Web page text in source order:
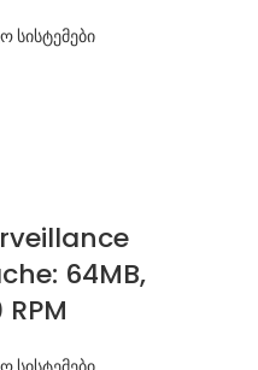
სისტემები
64MB,
სისტემები